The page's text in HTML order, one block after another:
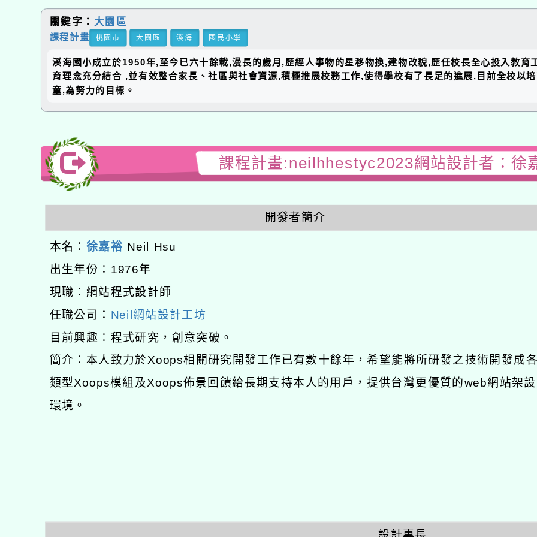
關鍵字： 大園區
課程計畫 桃園市 大園區 溪海 國民小學
溪海國小成立於1950年,至今已六十餘載,漫長的歲月,歷經人事物的星移物換,建物改貌,歷任校長全心投入教育
育理念充分結合 ,並有效整合家長、社區與社會資源,積極推展校務工作,使得學校有了長足的進展,目前全校以
童,為努力的目標。
課程計畫:neilhhestyc2023網站設計者：徐
開發者簡介
本名： 徐嘉裕 Neil Hsu
出生年份：1976年
現職：網站程式設計師
任職公司： Neil網站設計工坊
目前興趣：程式研究，創意突破。
簡介：本人致力於Xoops相關研究開發工作已有數十餘年，希望能將所研發之技術開發成
類型Xoops模組及Xoops佈景回饋給長期支持本人的用戶，提供台灣更優質的web網站架設
環境。